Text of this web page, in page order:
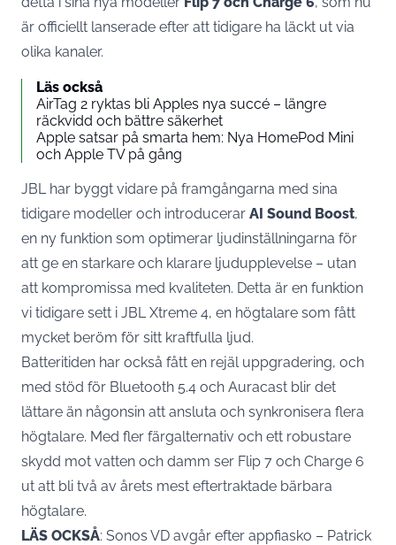
är officiellt lanserade efter att tidigare ha läckt ut via
olika kanaler.
Läs också
AirTag 2 ryktas bli Apples nya succé – längre
räckvidd och bättre säkerhet
Apple satsar på smarta hem: Nya HomePod Mini
och Apple TV på gång
JBL har byggt vidare på framgångarna med sina
tidigare modeller och introducerar AI Sound Boost,
en ny funktion som optimerar ljudinställningarna för
att ge en starkare och klarare ljudupplevelse – utan
att kompromissa med kvaliteten. Detta är en funktion
vi tidigare sett i JBL Xtreme 4, en högtalare som fått
mycket beröm för sitt kraftfulla ljud.
Batteritiden har också fått en rejäl uppgradering, och
med stöd för Bluetooth 5.4 och Auracast blir det
lättare än någonsin att ansluta och synkronisera flera
högtalare. Med fler färgalternativ och ett robustare
skydd mot vatten och damm ser Flip 7 och Charge 6
ut att bli två av årets mest eftertraktade bärbara
högtalare.
LÄS OCKSÅ: Sonos VD avgår efter appfiasko – Patrick